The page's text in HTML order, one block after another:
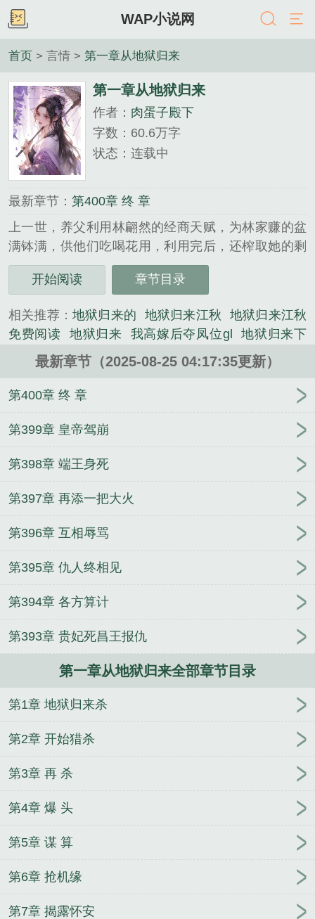
WAP小说网
首页 > 言情 > 第一章从地狱归来
第一章从地狱归来
作者： 肉蛋子殿下
字数：60.6万字
状态：连载中
最新章节： 第400章 终 章
上一世，养父利用林翩然的经商天赋，为林家赚的盆
满钵满，供他们吃喝花用，利用完后，还榨取她的剩
余价值，把她送给近六十岁的老靖王做妾，为儿子的
仕途铺路，把她利用了个彻底。 重生后，林翩然
《第一章从地狱归来》是肉蛋子殿下精心创作的言情
类小说。
开始阅读 章节目录
相关推荐： 地狱归来的 地狱归来江秋
地狱归来江秋
免费阅读
地狱归来 我高嫁后夺凤位gl
地狱归来下
一句是什么 地狱归来易炸全文阅读
地狱归来林寒全
文免费阅读
地狱归来当保镖全文免费阅读 地狱归来
仇人颤抖我高嫁后夺凤位
地狱归来林寒
我从地狱归来
地狱归来当奶爸
地狱归来当奶爸 全
易炸t 地狱归来免费阅读
地狱归来
市
第一章从地狱归来
地狱归来秦云
我高嫁后夺凤位免费阅读
地狱归来
笔趣阁
地狱归来by易
最新章节（2025-08-25 04:17:35更新）
第400章 终 章
第399章 皇帝驾崩
第398章 端王身死
第397章 再添一把大火
第396章 互相辱骂
第395章 仇人终相见
第394章 各方算计
第393章 贵妃死昌王报仇
第一章从地狱归来全部章节目录
第1章 地狱归来杀
第2章 开始猎杀
第3章 再 杀
第4章 爆 头
第5章 谋 算
第6章 抢机缘
第7章 揭露怀安